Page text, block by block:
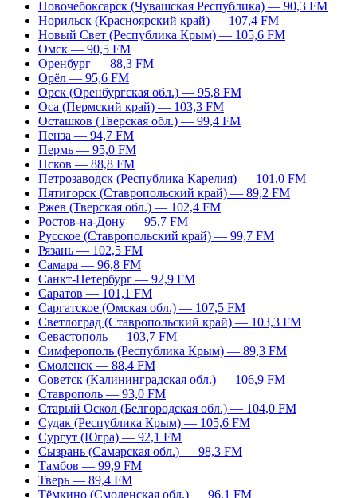
Новочебоксарск (Чувашская Республика) — 90,3 FM
Норильск (Красноярский край) — 107,4 FM
Новый Свет (Республика Крым) — 105,6 FM
Омск — 90,5 FM
Оренбург — 88,3 FM
Орёл — 95,6 FM
Орск (Оренбургская обл.) — 95,8 FM
Оса (Пермский край) — 103,3 FM
Осташков (Тверская обл.) — 99,4 FM
Пенза — 94,7 FM
Пермь — 95,0 FM
Псков — 88,8 FM
Петрозаводск (Республика Карелия) — 101,0 FM
Пятигорск (Ставропольский край) — 89,2 FM
Ржев (Тверская обл.) — 102,4 FM
Ростов-на-Дону — 95,7 FM
Русское (Ставропольский край) — 99,7 FM
Рязань — 102,5 FM
Самара — 96,8 FM
Санкт-Петербург — 92,9 FM
Саратов — 101,1 FM
Саргатское (Омская обл.) — 107,5 FM
Светлоград (Ставропольский край) — 103,3 FM
Севастополь — 103,7 FM
Симферополь (Республика Крым) — 89,3 FM
Смоленск — 88,4 FM
Советск (Калининградская обл.) — 106,9 FM
Ставрополь — 93,0 FM
Старый Оскол (Белгородская обл.) — 104,0 FM
Судак (Республика Крым) — 105,6 FM
Сургут (Югра) — 92,1 FM
Сызрань (Самарская обл.) — 98,3 FM
Тамбов — 99,9 FM
Тверь — 89,4 FM
Тёмкино (Смоленская обл.) — 96,1 FM